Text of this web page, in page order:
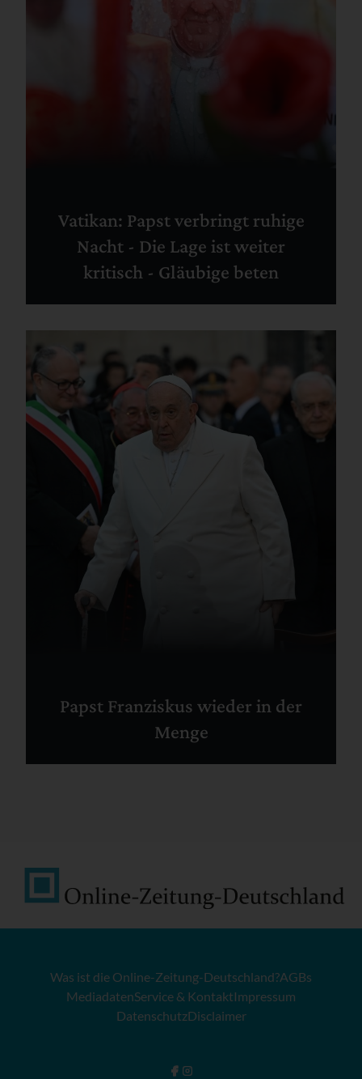
Vatikan: Papst verbringt ruhige
Nacht - Die Lage ist weiter
kritisch - Gläubige beten
Papst Franziskus wieder in der
Menge
Was ist die Online-Zeitung-Deutschland?AGBs
MediadatenService & KontaktImpressum
DatenschutzDisclaimer